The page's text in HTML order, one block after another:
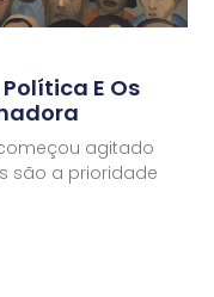
E Os
agitado
são a prioridade